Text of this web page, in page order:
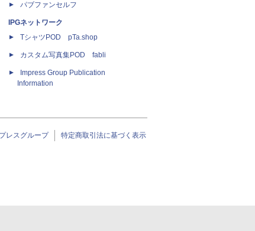
パブファンセルフ
IPGネットワーク
TシャツPOD pTa.shop
カスタム写真集POD fabli
Impress Group Publication
Information
レスグループ 特定商取引法に基づく表示